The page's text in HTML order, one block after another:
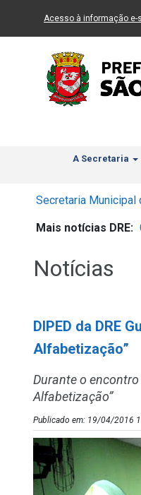
Ir ao Conteúdo
Acesso à informação e-
A Secretaria
Secretaria Municipal
Mais notícias DRE:
Notícias
DIPED da DRE
Alfabetização”
Durante o
Alfabetização”
Publicado em: 19/04/2016